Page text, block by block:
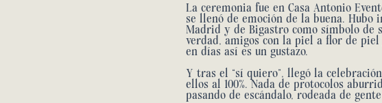
La ceremonia fue enCasa Antonio
se llenó de emoción de la buena.
Madrid y de Bigastro como símbolo de
verdad, amigos con la piel a flor de
en días así es un gustazo.
Y tras el “sí quiero”, llegó la
ellos al 100%. Nada de protocolos
pasando de escándalo, rodeada de